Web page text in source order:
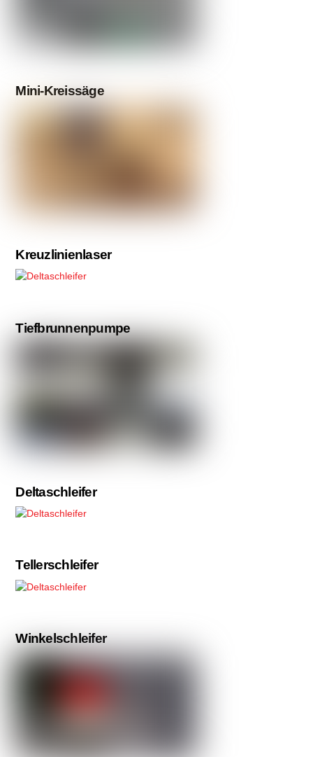
Mini-Kreissäge
Kreuzlinienlaser
Tiefbrunnenpumpe
Deltaschleifer
Tellerschleifer
Winkelschleifer